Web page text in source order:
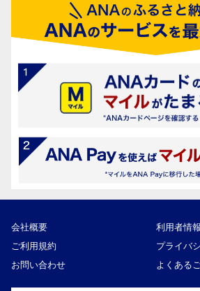
会社概要
利用者情
ご利用規約
プライバ
お問い合わせ
よくある